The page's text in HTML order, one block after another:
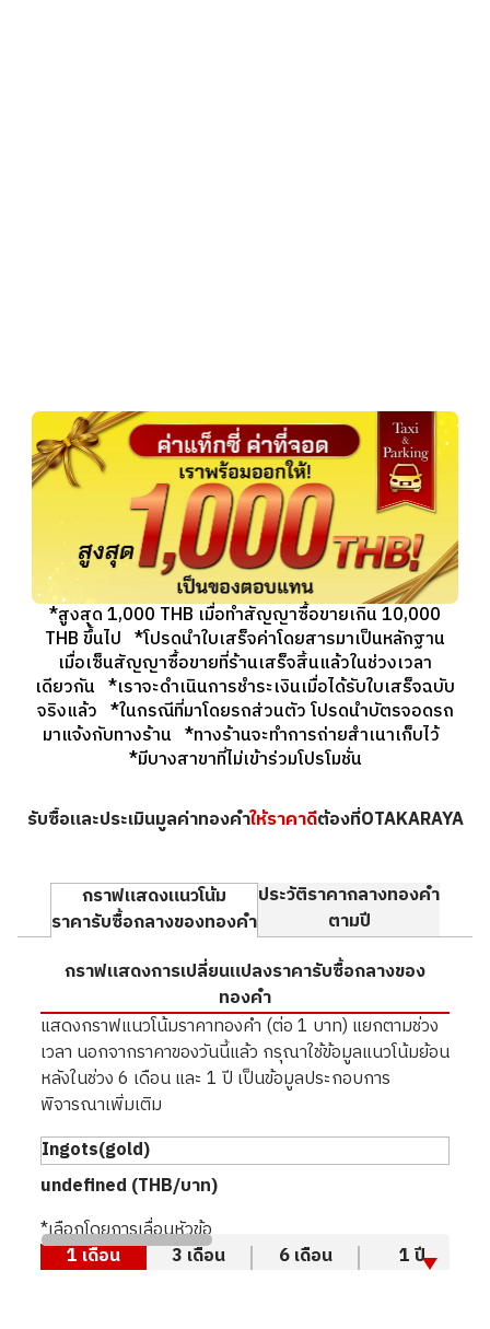
*สูงสุด 1,000 THB เมื่อทำสัญญาซื้อขายเกิน 10,000
THB ขึ้นไป *โปรดนำใบเสร็จค่าโดยสารมาเป็นหลักฐาน
เมื่อเซ็นสัญญาซื้อขายที่ร้านเสร็จสิ้นแล้วในช่วงเวลา
เดียวกัน *เราจะดำเนินการชำระเงินเมื่อได้รับใบเสร็จฉบับ
จริงแล้ว *ในกรณีที่มาโดยรถส่วนตัว โปรดนำบัตรจอดรถ
มาแจ้งกับทางร้าน *ทางร้านจะทำการถ่ายสำเนาเก็บไว้
*มีบางสาขาที่ไม่เข้าร่วมโปรโมชั่น
รับซื้อและประเมินมูลค่าทองคำให้ราคาดีต้องที่OTAKARAYA
กราฟแสดงแนวโน้ม
ราคารับซื้อกลางของทองคำ
ประวัติราคากลางทองคำ
ตามปี
กราฟแสดงการเปลี่ยนแปลงราคารับซื้อกลางของ
ทองคำ
แสดงกราฟแนวโน้มราคาทองคำ (ต่อ 1 บาท) แยกตามช่วง
เวลา นอกจากราคาของวันนี้แล้ว กรุณาใช้ข้อมูลแนวโน้มย้อน
หลังในช่วง 6 เดือน และ 1 ปี เป็นข้อมูลประกอบการ
พิจารณาเพิ่มเติม
undefined (THB/บาท)
*เลือกโดยการเลื่อนหัวข้อ
1 เดือน
3 เดือน 6 เดือน 1 ปี